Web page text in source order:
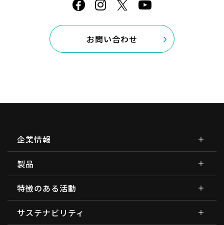
お問い合わせ
企業情報
製品
特徴のある活動
サステナビリティ